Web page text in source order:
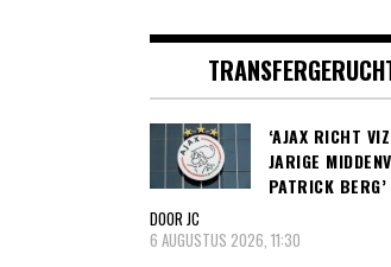
‘AJAX RICHT
JARIGE
PATRICK BERG’
DOOR JC
6 AUGUSTUS 2026, 11:30